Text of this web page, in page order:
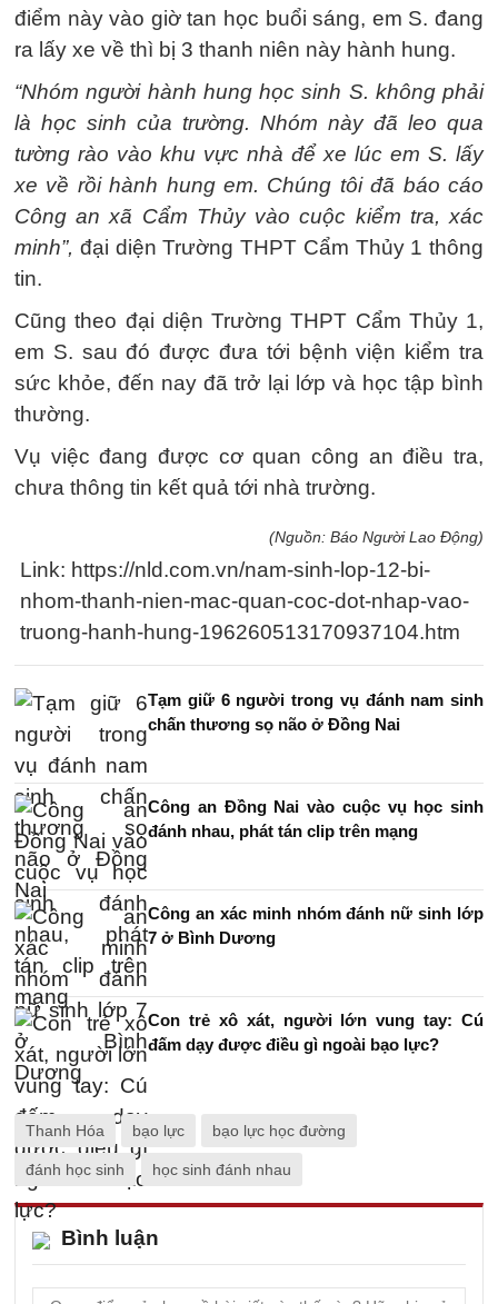
điểm này vào giờ tan học buổi sáng, em S. đang
ra lấy xe về thì bị 3 thanh niên này hành hung.
“Nhóm người hành hung học sinh S. không phải
là học sinh của trường. Nhóm này đã leo qua
tường rào vào khu vực nhà để xe lúc em S. lấy
xe về rồi hành hung em. Chúng tôi đã báo cáo
Công an xã Cẩm Thủy vào cuộc kiểm tra, xác
minh”, đại diện Trường THPT Cẩm Thủy 1 thông
tin.
Cũng theo đại diện Trường THPT Cẩm Thủy 1,
em S. sau đó được đưa tới bệnh viện kiểm tra
sức khỏe, đến nay đã trở lại lớp và học tập bình
thường.
Vụ việc đang được cơ quan công an điều tra,
chưa thông tin kết quả tới nhà trường.
(Nguồn: Báo Người Lao Động)
Link: https://nld.com.vn/nam-sinh-lop-12-bi-
nhom-thanh-nien-mac-quan-coc-dot-nhap-vao-
truong-hanh-hung-196260513170937104.htm
Tạm giữ 6 người trong vụ đánh nam sinh
chấn thương sọ não ở Đồng Nai
Công an Đồng Nai vào cuộc vụ học sinh
đánh nhau, phát tán clip trên mạng
Công an xác minh nhóm đánh nữ sinh lớp
7 ở Bình Dương
Con trẻ xô xát, người lớn vung tay: Cú
đấm dạy được điều gì ngoài bạo lực?
Thanh Hóa bạo lực bạo lực học đường
đánh học sinh học sinh đánh nhau
Bình luận